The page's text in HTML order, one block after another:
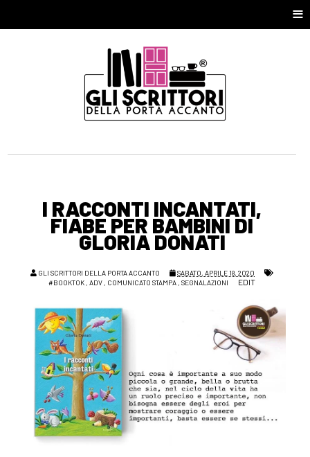
≡
I RACCONTI INCANTATI,
FIABE PER BAMBINI DI
GLORIA DONATI
GLI SCRITTORI DELLA PORTA ACCANTO
SABATO, APRILE 18, 2020
#BOOKTOK ,ADV , COMUNICATO STAMPA ,SEGNALAZIONI EDIT